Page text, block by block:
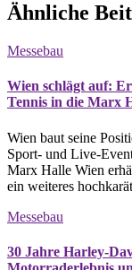
Ähnliche
Messebau
Wien schlägt auf:
Tennis in die Marx
Wien baut seine
Sport- und Live-
Marx Halle Wien
ein weiteres
Messebau
30 Jahre Harley-